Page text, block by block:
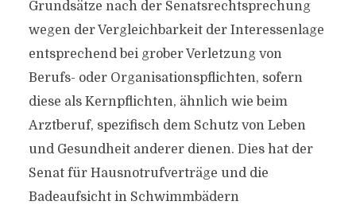
Grundsätze nach der Senatsrechtsprechung
wegen der Vergleichbarkeit der Interessenlage
entsprechend bei grober Verletzung von
Berufs- oder Organisationspflichten, sofern
diese als Kernpflichten, ähnlich wie beim
Arztberuf, spezifisch dem Schutz von Leben
und Gesundheit anderer dienen. Dies hat der
Senat für Hausnotrufverträge und die
Badeaufsicht in Schwimmbädern